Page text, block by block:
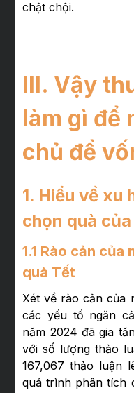
chật chội.
III. Vậy
làm gì để
chủ đề
1. Hiểu về xu
chọn quà
1.1 Rào cản
quà Tết
Xét về rào cản của
các yếu tố ngăn
năm 2024 đã gia
với số lượng thảo
167,067 thảo luận
quá trình phân tích